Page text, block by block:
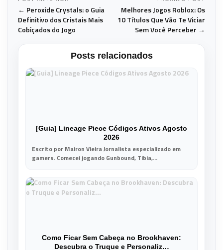
← Peroxide Crystals: o Guia
Definitivo dos Cristais Mais
Cobiçados do Jogo
Melhores Jogos Roblox: Os
10 Títulos Que Vão Te Viciar
Sem Você Perceber →
Posts relacionados
[Guia] Lineage Piece Códigos Ativos Agosto
2026
Escrito por Mairon Vieira Jornalista especializado em
gamers. Comecei jogando Gunbound, Tibia,...
Como Ficar Sem Cabeça no Brookhaven:
Descubra o Truque e Personaliz…